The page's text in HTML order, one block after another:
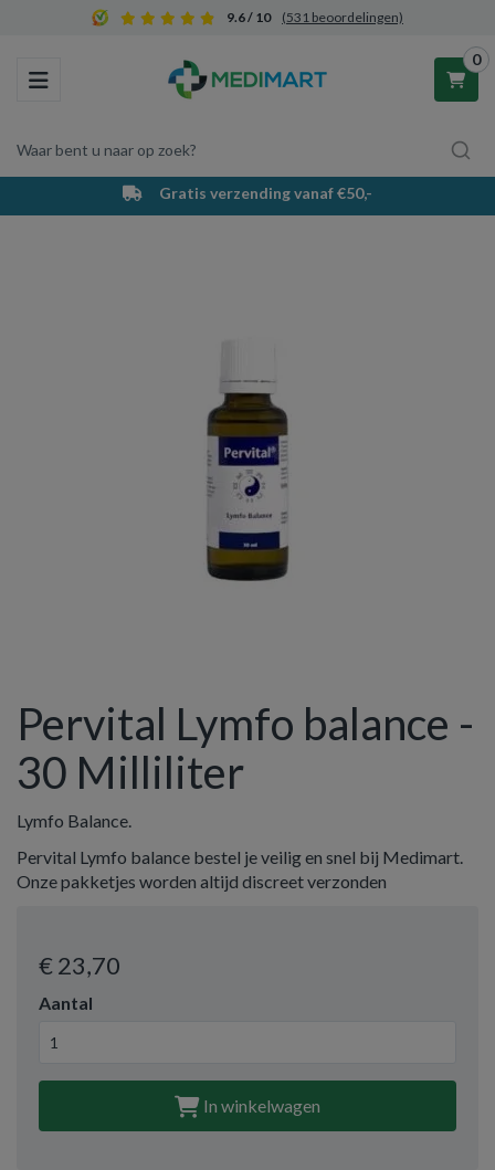
9.6 / 10 (531 beoordelingen)
Toggle navigation
Waar bent u naar op zoek?
0
Winkelwagen
Gratis verzending vanaf €50,-
Pervital Lymfo balance -
30 Milliliter
Lymfo Balance.
Pervital Lymfo balance bestel je veilig en snel bij Medimart.
Onze pakketjes worden altijd discreet verzonden
€ 23,70
Aantal
In winkelwagen